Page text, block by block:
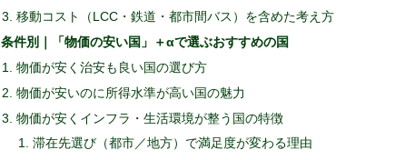
移動コスト（LCC・鉄道・都市間バス）を含めた考え方
条件別｜「物価の安い国」＋αで選ぶおすすめの国
物価が安く治安も良い国の選び方
物価が安いのに所得水準が高い国の魅力
物価が安くインフラ・生活環境が整う国の特徴
滞在先選び（都市／地方）で満足度が変わる理由